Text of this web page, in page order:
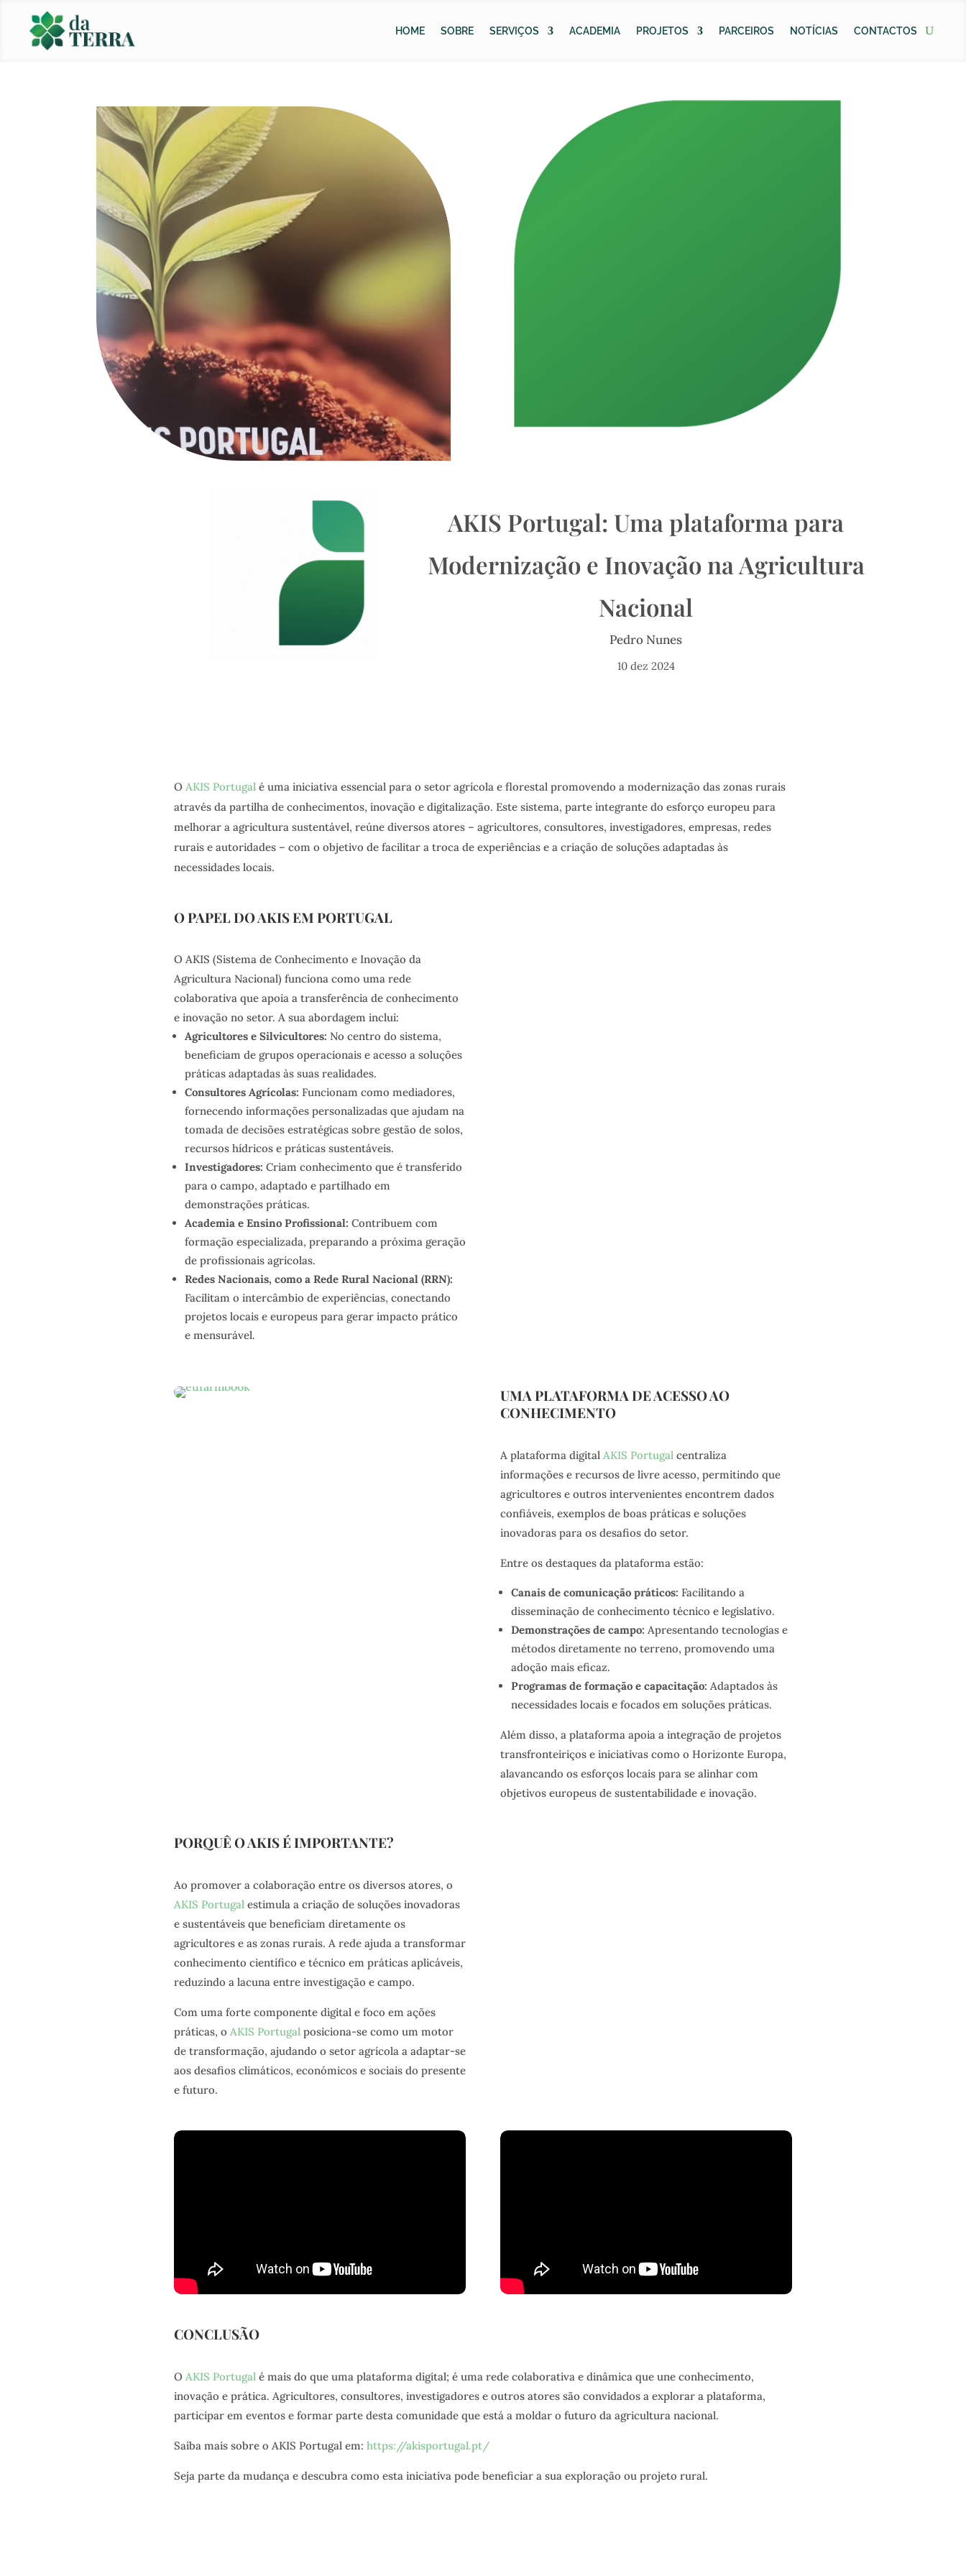
HOME SOBRE SERVIÇOS ACADEMIA PROJETOS PARCEIROS NOTÍCIAS CONTACTOS
AKIS Portugal: Uma plataforma para
Modernização e Inovação na Agricultura
Nacional
Pedro Nunes
10 dez 2024
O AKIS Portugal é uma iniciativa essencial para o setor agrícola e florestal promovendo a modernização das zonas rurais
através da partilha de conhecimentos, inovação e digitalização. Este sistema, parte integrante do esforço europeu para
melhorar a agricultura sustentável, reúne diversos atores – agricultores, consultores, investigadores, empresas, redes
rurais e autoridades – com o objetivo de facilitar a troca de experiências e a criação de soluções adaptadas às
necessidades locais.
O PAPEL DO AKIS EM PORTUGAL
O AKIS (Sistema de Conhecimento e Inovação da
Agricultura Nacional) funciona como uma rede
colaborativa que apoia a transferência de conhecimento
e inovação no setor. A sua abordagem inclui:
Agricultores e Silvicultores: No centro do sistema,
beneficiam de grupos operacionais e acesso a soluções
práticas adaptadas às suas realidades.
Consultores Agrícolas: Funcionam como mediadores,
fornecendo informações personalizadas que ajudam na
tomada de decisões estratégicas sobre gestão de solos,
recursos hídricos e práticas sustentáveis.
Investigadores: Criam conhecimento que é transferido
para o campo, adaptado e partilhado em
demonstrações práticas.
Academia e Ensino Profissional: Contribuem com
formação especializada, preparando a próxima geração
de profissionais agrícolas.
Redes Nacionais, como a Rede Rural Nacional (RRN):
Facilitam o intercâmbio de experiências, conectando
projetos locais e europeus para gerar impacto prático
e mensurável.
UMA PLATAFORMA DE ACESSO AO
CONHECIMENTO
A plataforma digital AKIS Portugalcentraliza
informações e recursos de livre acesso, permitindo que
agricultores e outros intervenientes encontrem dados
confiáveis, exemplos de boas práticas e soluções
inovadoras para os desafios do setor.
Entre os destaques da plataforma estão:
Canais de comunicação práticos: Facilitando a
disseminação de conhecimento técnico e legislativo.
Demonstrações de campo: Apresentando tecnologias e
métodos diretamente no terreno, promovendo uma
adoção mais eficaz.
Programas de formação e capacitação: Adaptados às
necessidades locais e focados em soluções práticas.
Além disso, a plataforma apoia a integração de projetos
transfronteiriços e iniciativas como o Horizonte Europa,
alavancando os esforços locais para se alinhar com
objetivos europeus de sustentabilidade e inovação.
PORQUÊ O AKIS É IMPORTANTE?
Ao promover a colaboração entre os diversos atores, o
AKIS Portugal estimula a criação de soluções inovadoras
e sustentáveis que beneficiam diretamente os
agricultores e as zonas rurais. A rede ajuda a transformar
conhecimento científico e técnico em práticas aplicáveis,
reduzindo a lacuna entre investigação e campo.
Com uma forte componente digital e foco em ações
práticas, o AKIS Portugal posiciona-se como um motor
de transformação, ajudando o setor agrícola a adaptar-se
aos desafios climáticos, económicos e sociais do presente
e futuro.
CONCLUSÃO
O AKIS Portugalé mais do que uma plataforma digital; é uma rede colaborativa e dinâmica que une conhecimento,
inovação e prática. Agricultores, consultores, investigadores e outros atores são convidados a explorar a plataforma,
participar em eventos e formar parte desta comunidade que está a moldar o futuro da agricultura nacional.
Saiba mais sobre o AKIS Portugal em: https://akisportugal.pt/
Seja parte da mudança e descubra como esta iniciativa pode beneficiar a sua exploração ou projeto rural.